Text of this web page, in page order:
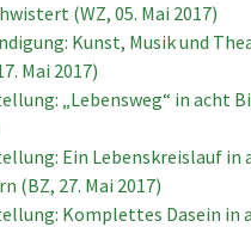
(WZ, 05. Mai 2017)
Kunst, Musik und
Mai 2017)
„Lebensweg“ in acht
Ein Lebenskreislauf in
(BZ, 27. Mai 2017)
Komplettes Dasein in